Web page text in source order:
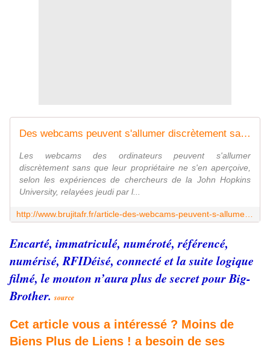
Des webcams peuvent s'allumer discrètement sans qu'on ne s'en rende compte - MOINS de BIENS PLUS de LIENS
Les webcams des ordinateurs peuvent s'allumer
discrètement sans que leur propriétaire ne s'en aperçoive,
selon les expériences de chercheurs de la John Hopkins
University, relayées jeudi par l...
Encarté, immatriculé, numéroté, référencé,
numérisé, RFIDéisé, connecté et la suite logique
filmé, le mouton n’aura plus de secret pour Big-
Brother.source
Cet article vous a intéressé ? Moins de
Biens Plus de Liens ! a besoin de ses